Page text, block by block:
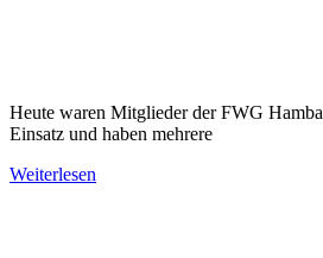
Heute waren Mitglieder der FWG
Einsatz und haben mehrere
Weiterlesen